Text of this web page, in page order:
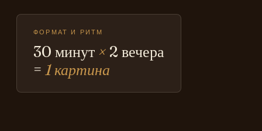
ФОРМАТ И РИТМ
30 минут × 2 вечера
= 1 картина